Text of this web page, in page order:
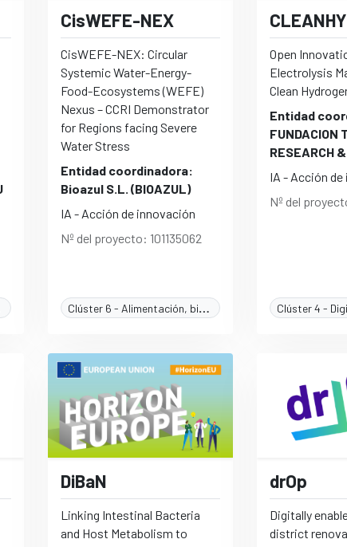
CisWEFE-NEX
CisWEFE-NEX: Circular
Systemic Water-Energy-
Food-Ecosystems (WEFE)
Nexus – CCRI Demonstrator
for Regions facing Severe
Water Stress
Entidad coordinadora:
Bioazul S.L. (BIOAZUL)
IA - Acción de innovación
Nº del proyecto: 101135062
Open
Electrolysis
Clean
Entidad
FUNDACION
RESEARCH
IA - Acción
Nº del
DiBaN
Linking Intestinal Bacteria
and Host Metabolism to
drOp
Digitally
district